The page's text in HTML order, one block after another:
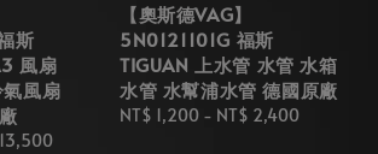
斯
風扇
風扇
【奧斯德VAG】
5N0121101G 福斯
TIGUAN 上水管 水管 水箱
水管 水幫浦水管 德國原廠
Regular
NT$ 1,200 - NT$ 2,400